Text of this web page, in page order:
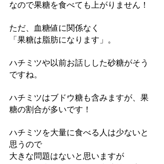
なので果糖を食べても上がりません！
ただ、血糖値に関係なく
「果糖は脂肪になります」。
ハチミツや以前お話しした砂糖がそう
ですね。
ハチミツはブドウ糖も含みますが、果
糖の割合が多いです！
ハチミツを大量に食べる人は少ないと
思うので
大きな問題はないと思いますが